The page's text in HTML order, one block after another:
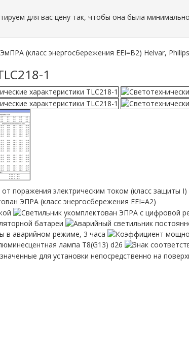
для вас цену так, чтобы она была
(класс энергосбережения EEI=B2) Helvar,
1